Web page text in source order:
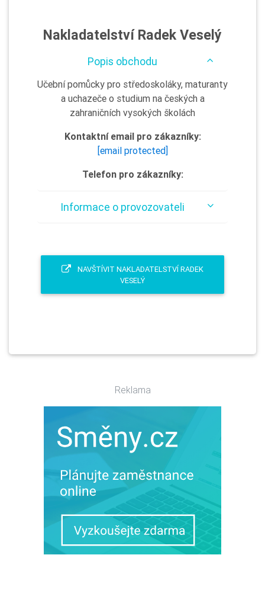
Nakladatelství Radek Veselý
Popis obchodu
Učební pomůcky pro středoskoláky, maturanty
a uchazeče o studium na českých a
zahraničních vysokých školách
Kontaktní email pro zákazníky:
[email protected]
Telefon pro zákazníky:
Informace o provozovateli
NAVŠTÍVIT NAKLADATELSTVÍ RADEK
VESELÝ
Reklama